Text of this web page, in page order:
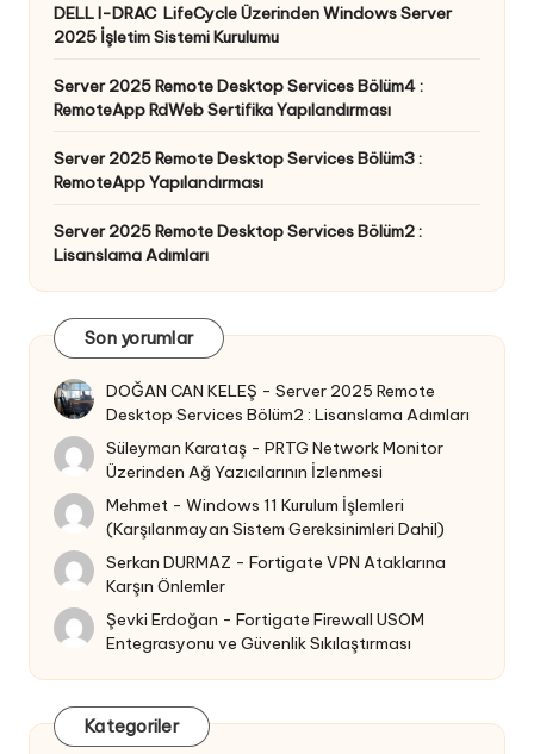
DELL I-DRAC LifeCycle Üzerinden Windows Server
2025 İşletim Sistemi Kurulumu
Server 2025 Remote Desktop Services Bölüm4 :
RemoteApp RdWeb Sertifika Yapılandırması
Server 2025 Remote Desktop Services Bölüm3 :
RemoteApp Yapılandırması
Server 2025 Remote Desktop Services Bölüm2 :
Lisanslama Adımları
Son yorumlar
DOĞAN CAN KELEŞ -Server 2025 Remote
Desktop Services Bölüm2 : Lisanslama Adımları
Süleyman Karataş -PRTG Network Monitor
Üzerinden Ağ Yazıcılarının İzlenmesi
Mehmet -Windows 11 Kurulum İşlemleri
(Karşılanmayan Sistem Gereksinimleri Dahil)
Serkan DURMAZ -Fortigate VPN Ataklarına
Karşın Önlemler
Şevki Erdoğan -Fortigate Firewall USOM
Entegrasyonu ve Güvenlik Sıkılaştırması
Kategoriler